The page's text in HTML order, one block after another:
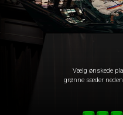
Vælg ønskede
grønne sæder